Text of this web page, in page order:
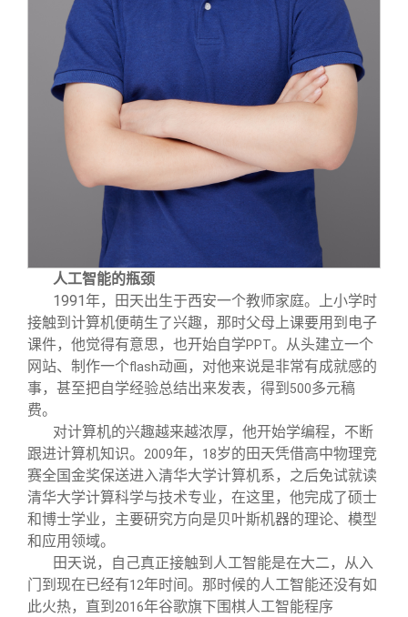
人工智能的瓶颈
1991年，田天出生于西安一个教师家庭。上小学时
接触到计算机便萌生了兴趣，那时父母上课要用到电子
课件，他觉得有意思，也开始自学PPT。从头建立一个
网站、制作一个flash动画，对他来说是非常有成就感的
事，甚至把自学经验总结出来发表，得到 500多元稿
费。
对计算机的兴趣越来越浓厚，他开始学编程，不断
跟进计算机知识。
2009年， 18岁的田天凭借高中物理竞
赛全国金奖保送进入清华大学计算机系，之后免试就读
清华大学计算科学与技术专业，在这里，他完成了硕士
和博士学业，主要研究方向是贝叶斯机器的理论、模型
和应用领域。
田天说，自己真正接触到人工智能是在大二，从入
门到现在已经有12年时间。那时候的人工智能还没有如
此火热，直到 2016年谷歌旗下围棋人工智能程序